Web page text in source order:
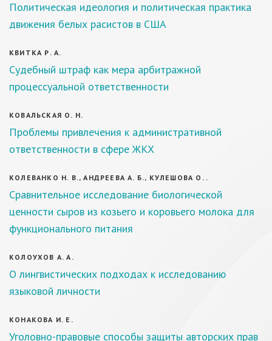
Политическая идеология и политическая практика
движения белых расистов в США
КВИТКА Р. А.
Судебный штраф как мера арбитражной
процессуальной ответственности
КОВАЛЬСКАЯ О. Н.
Проблемы привлечения к административной
ответственности в сфере ЖКХ
КОЛЕВАНКО Н. В., АНДРЕЕВА А. Б., КУЛЕШОВА О. .
Сравнительное исследование биологической
ценности сыров из козьего и коровьего молока для
функционального питания
КОЛОУХОВ А. А.
О лингвистических подходах к исследованию
языковой личности
КОНАКОВА И. Е.
Уголовно-правовые способы защиты авторских прав